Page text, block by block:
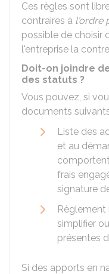
Ces règles sont
contraires à l'ordre
possible de choisir
l'entreprise la
Doit-on joindre
des statuts ?
Vous pouvez, si
documents
Liste des
et au
frais
signature
simplifier
présentes
Si des apports en